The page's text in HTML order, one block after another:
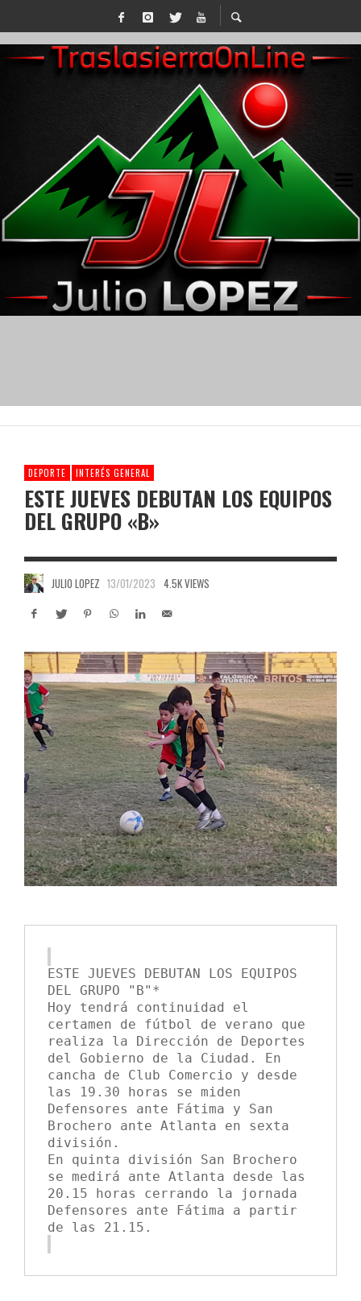
DEPORTE INTERÉS GENERAL
ESTE JUEVES DEBUTAN LOS EQUIPOS
DEL GRUPO «B»
JULIO LOPEZ 13/01/2023 4.5K VIEWS
ESTE JUEVES DEBUTAN LOS EQUIPOS
DEL GRUPO "B"*
Hoy tendrá continuidad el
certamen de fútbol de verano que
realiza la Dirección de Deportes
del Gobierno de la Ciudad. En
cancha de Club Comercio y desde
las 19.30 horas se miden
Defensores ante Fátima y San
Brochero ante Atlanta en sexta
división.
En quinta división San Brochero
se medirá ante Atlanta desde las
20.15 horas cerrando la jornada
Defensores ante Fátima a partir
de las 21.15.